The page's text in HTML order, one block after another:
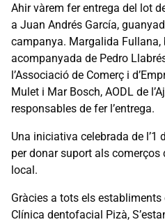
Ahir vàrem fer entrega del lot
a Juan Andrés García,
campanya. Margalida Fullana,
acompanyada de Pedro
l’Associació de Comerç i
Mulet i Mar Bosch, AODL de
responsables de fer l’entrega.
Una iniciativa celebrada de l’1
per donar suport als comerços
local.
Gràcies a tots els establiments
Clínica dentofacial Pizà,